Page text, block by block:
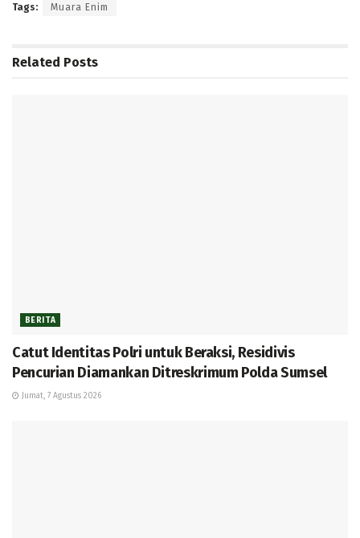
Tags: Muara Enim
Related Posts
BERITA
Catut Identitas Polri untuk Beraksi, Residivis
Pencurian Diamankan Ditreskrimum Polda Sumsel
Jumat, 7 Agustus 2026